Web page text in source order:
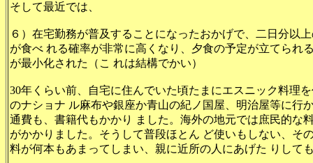
そして最近では、
６）在宅勤務が普及することになったおかげで、二日分以
が食べ れる確率が非常に高くなり、夕食の予定が立てられ
が最小化された（こ れは結構でかい）
30年くらい前、自宅に住んでいた頃たまにエスニック料理
のナショナ ル麻布や銀座か青山の紀ノ国屋、明治屋等に行
通費も、書籍代もかかり ました。海外の地元では庶民的な
がかかりました。そうして普段ほとん ど使いもしない、そ
料が何本もあまってしまい、親に近所の人にあげた りして